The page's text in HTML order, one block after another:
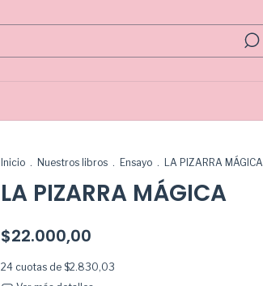
Inicio . Nuestros libros . Ensayo . LA PIZARRA MÁGICA
LA PIZARRA MÁGICA
$22.000,00
24 cuotas de $2.830,03